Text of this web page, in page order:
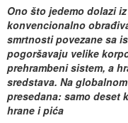
Ono što jedemo dolazi
konvencionalno
smrtnosti povezane sa
pogoršavaju velike
prehrambeni sistem, a
sredstava. Na
presedana: samo deset
hrane i pića